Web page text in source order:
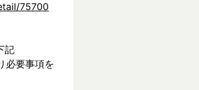
75700
記
必要事項を